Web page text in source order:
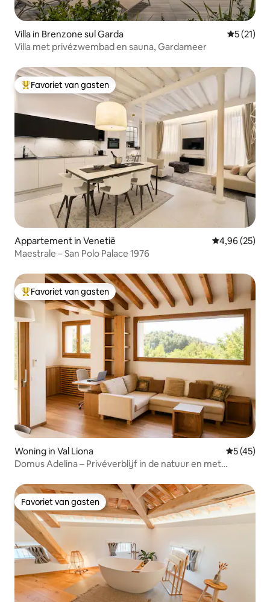
Villa in Brenzone sul Garda
5 (21)
Villa met privézwembad en sauna, Gardameer
Topfavoriet van gasten
Favoriet van gasten
Appartement in Venetië Gemiddelde
4,96 (25)
Maestrale – San Polo Palace 1976
Topfavoriet van gasten
Favoriet van gasten
Woning in Val Liona
5 (45)
Domus Adelina – Privéverblijf in de natuur en met
Favoriet van gasten
Favoriet van gasten